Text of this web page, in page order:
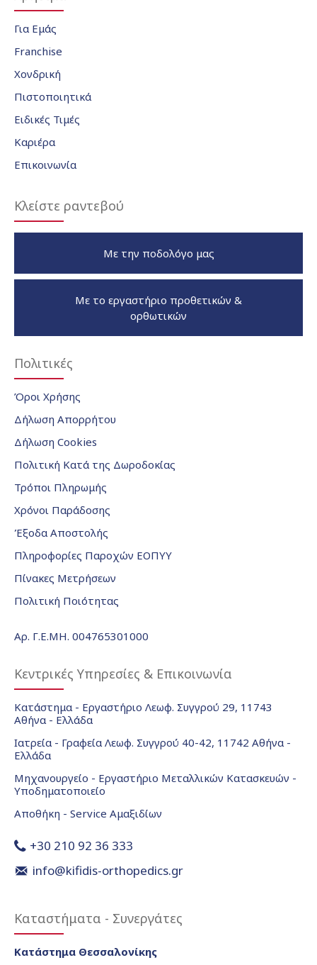
Για Εμάς
Franchise
Χονδρική
Πιστοποιητικά
Ειδικές Τιμές
Καριέρα
Επικοινωνία
Κλείστε ραντεβού
Με την ποδολόγο μας
Με το εργαστήριο προθετικών &
ορθωτικών
Πολιτικές
Όροι Χρήσης
Δήλωση Απορρήτου
Δήλωση Cookies
Πολιτική Κατά της Δωροδοκίας
Τρόποι Πληρωμής
Χρόνοι Παράδοσης
Έξοδα Αποστολής
Πληροφορίες Παροχών ΕΟΠΥΥ
Πίνακες Μετρήσεων
Πολιτική Ποιότητας
Αρ. Γ.Ε.ΜΗ. 004765301000
Κεντρικές Υπηρεσίες & Επικοινωνία
Κατάστημα - Εργαστήριο Λεωφ. Συγγρού 29, 11743
Αθήνα - Ελλάδα
Ιατρεία - Γραφεία Λεωφ. Συγγρού 40-42, 11742 Αθήνα -
Ελλάδα
Μηχανουργείο - Εργαστήριο Μεταλλικών Κατασκευών -
Υποδηματοποιείο
Αποθήκη - Service Αμαξιδίων
+30 210 92 36 333
info@kifidis-orthopedics.gr
Καταστήματα - Συνεργάτες
Κατάστημα Θεσσαλονίκης